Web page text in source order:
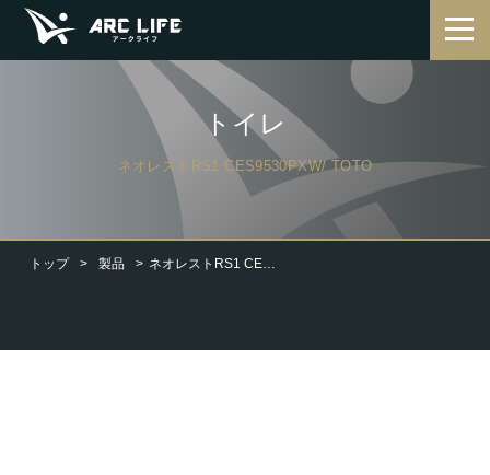
トップ 製品 ネオレストRS1 CES9530PXW
トイレ
ネオレストRS1 CES9530PXW/ TOTO